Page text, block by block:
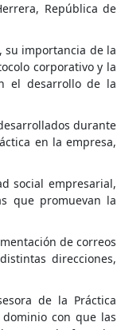
República de
su importancia de la
corporativo y la
el desarrollo de la
durante
en la empresa,
social empresarial,
que promuevan la
de correos
direcciones,
de la Práctica
con que las